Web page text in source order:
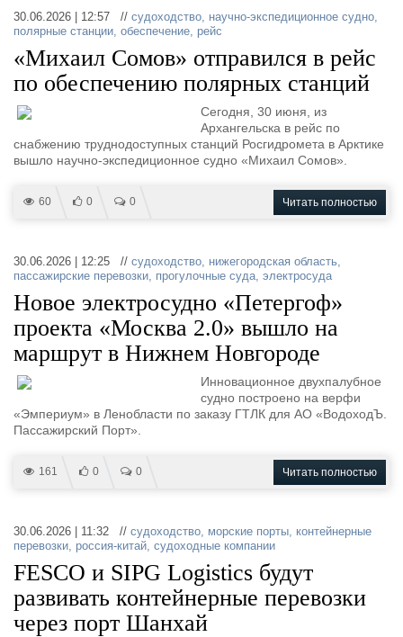
30.06.2026 | 12:57 // судоходство, научно-экспедиционное судно,
полярные станции, обеспечение, рейс
«Михаил Сомов» отправился в рейс
по обеспечению полярных станций
Сегодня, 30 июня, из
Архангельска в рейс по
снабжению труднодоступных станций Росгидромета в Арктике
вышло научно-экспедиционное судно «Михаил Сомов».
60 0 0 Читать полностью
30.06.2026 | 12:25 // судоходство, нижегородская область,
пассажирские перевозки, прогулочные суда, электросуда
Новое электросудно «Петергоф»
проекта «Москва 2.0» вышло на
маршрут в Нижнем Новгороде
Инновационное двухпалубное
судно построено на верфи
«Эмпериум» в Ленобласти по заказу ГТЛК для АО «ВодоходЪ.
Пассажирский Порт».
161 0 0 Читать полностью
30.06.2026 | 11:32 // судоходство, морские порты, контейнерные
перевозки, россия-китай, судоходные компании
FESCO и SIPG Logistics будут
развивать контейнерные перевозки
через порт Шанхай